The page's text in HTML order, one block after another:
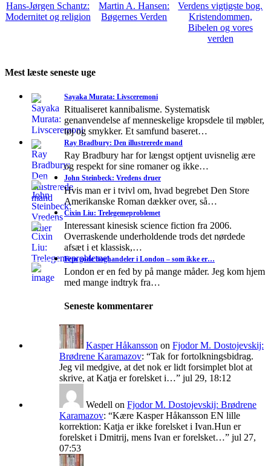
Hans-Jørgen Schantz:
Modernitet og religion
Martin A. Hansen:
Bøgernes Verden
Verdens vigtigste bog.
Kristendommen,
Bibelen og vores
verden
Mest læste seneste uge
Sayaka Murata: Livsceremoni
Ritualiseret kannibalisme. Systematisk
genanvendelse af menneskelige kropsdele til møbler,
tøj og smykker. Et samfund baseret…
Ray Bradbury: Den illustrerede mand
Ray Bradbury har for længst optjent uvisnelig ære
og respekt for sine romaner og ikke…
John Steinbeck: Vredens druer
Hvis man er i tvivl om, hvad begrebet Den Store
Amerikanske Roman dækker over, så…
Cixin Liu: Trelegemeproblemet
Interessant kinesisk science fiction fra 2006.
Overraskende underholdende trods det nørdede
afsæt i et klassisk,…
Fem gode boghandeler i London – som ikke er…
London er en fed by på mange måder. Jeg kom hjem
med mange indtryk fra…
Seneste kommentarer
Kasper Håkansson on Fjodor M. Dostojevskij:
Brødrene Karamazov: “Tak for fortolkningsbidrag.
Jeg vil medgive, at det nok er lidt forsimplet blot at
skrive, at Katja er forelsket i…” jul 29, 18:12
Wedell on Fjodor M. Dostojevskij: Brødrene
Karamazov: “Kære Kasper Håkansson EN lille
korrektion: Katja er ikke forelsket i Ivan.Hun er
forelsket i Dmitrij, mens Ivan er forelsket…” jul 27,
07:53